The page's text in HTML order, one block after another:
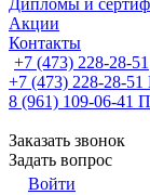
Дипломы и
Акции
Контакты
+7 (473) 228-28-51
+7 (473) 228-28-51
8 (961) 109-06-41
Заказать звонок
Задать вопрос
Войти